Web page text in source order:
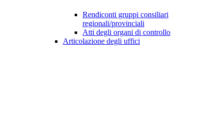
Rendiconti gruppi consiliari
regionali/provinciali
Atti degli organi di controllo
Articolazione degli uffici